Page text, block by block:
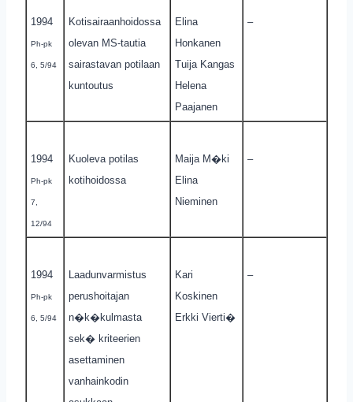
1994
Ph-pk
6, 5/94
Kotisairaanhoidossa
olevan MS-tautia
sairastavan potilaan
kuntoutus
Elina
Honkanen
Tuija Kangas
Helena
Paajanen
–
1994
Ph-pk
7,
12/94
Kuoleva potilas
kotihoidossa
Maija M�ki
Elina
Nieminen
–
1994
Ph-pk
6, 5/94
Laadunvarmistus
perushoitajan
n�k�kulmasta
sek� kriteerien
asettaminen
vanhainkodin
Kari
Koskinen
Erkki Vierti�
–